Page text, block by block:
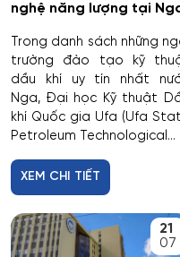
Diễn xuất
Du lịch
Du lịch nghỉ dưỡng và
Dân tộc học
Dược công nghiệp
nghệ năng lượng tại
Trong danh sách những
trường đào tạo kỹ
dầu khí uy tín nhất
Nga, Đại học Kỹ thuật
khí Quốc gia Ufa (Ufa
Petroleum Technological...
XEM CHI TIẾT
21
07